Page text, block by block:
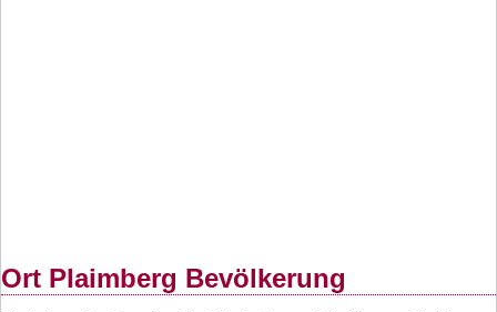
Ort Plaimberg Bevölkerung